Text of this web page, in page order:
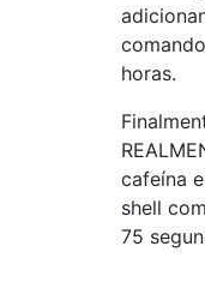
horas.
cafeína
shell
75